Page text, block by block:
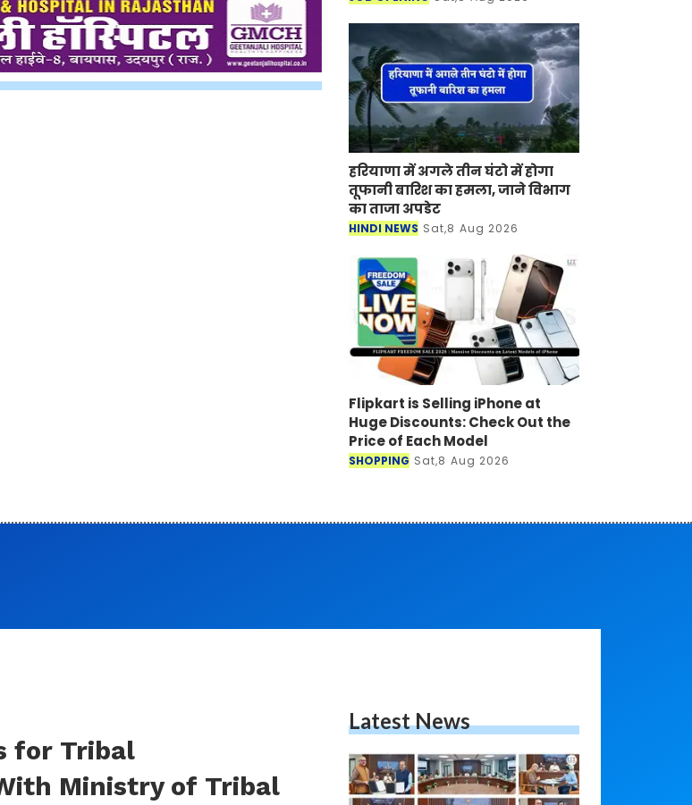
हरियाणा में अगले तीन घंटो में होगा
तूफानी बारिश का हमला, जाने विभाग
का ताजा अपडेट
HINDI NEWS Sat,8 Aug 2026
Flipkart is Selling iPhone at
Huge Discounts: Check Out the
Price of Each Model
SHOPPING Sat,8 Aug 2026
for Tribal
Ministry of Tribal
Latest News